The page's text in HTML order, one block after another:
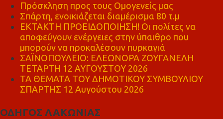
Πρόσκληση προς τους Ομογενείς μας
Σπάρτη, ενοικιάζεται διαμέρισμα 80 τ.μ
ΕΚΤΑΚΤΗ ΠΡΟΕΙΔΟΠΟΙΗΣΗ! Οι πολίτες να
αποφεύγουν ενέργειες στην ύπαιθρο που
μπορούν να προκαλέσουν πυρκαγιά
ΣΑΪΝΟΠΟΥΛΕΙΟ: ΕΛΕΩΝΟΡΑ ΖΟΥΓΑΝΕΛΗ
ΤΕΤΑΡΤΗ 12 ΑΥΓΟΥΣΤΟΥ 2026
ΤΑ ΘΕΜΑΤΑ ΤΟΥ ΔΗΜΟΤΙΚΟΥ ΣΥΜΒΟΥΛΙΟΥ
ΣΠΑΡΤΗΣ 12 Αυγούστου 2026
ΟΔΗΓΟΣ ΛΑΚΩΝΙΑΣ